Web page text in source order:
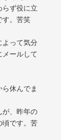
ず役に立
す。苦笑
よって気分
ールして
休んでま
が、昨年の
頃です。苦